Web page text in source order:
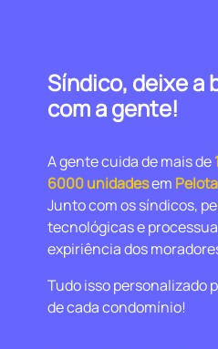
Síndico, deixe a
com a gente!
A gente cuida de mais de
6000 unidadesem
Junto com os síndicos,
tecnológicas e
expiriência dos
Tudo isso personalizado
de cada condomínio!